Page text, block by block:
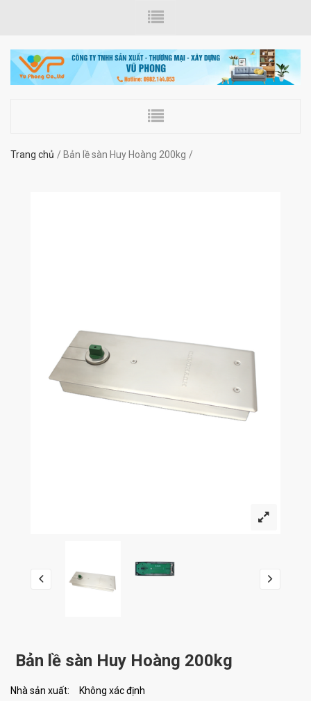
Trang chủ Bản lề sàn Huy Hoàng 200kg
Bản lề sàn Huy Hoàng 200kg
Nhà sản xuất:
Không xác định